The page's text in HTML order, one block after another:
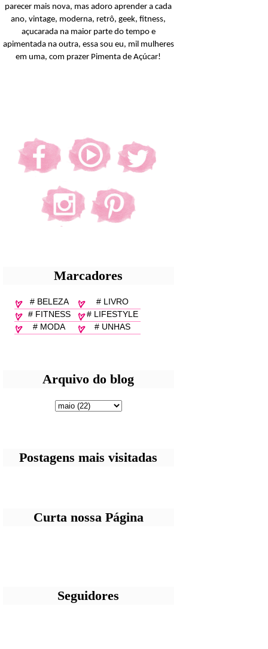
parecer mais nova, mas adoro aprender a cada
ano, vintage, moderna, retrô, geek, fitness,
açucarada na maior parte do tempo e
apimentada na outra, essa sou eu, mil mulheres
em uma, com prazer Pimenta de Açúcar!
Marcadores
# BELEZA
# LIVRO
# FITNESS
# LIFESTYLE
# MODA
# UNHAS
Arquivo do blog
Postagens mais visitadas
Curta nossa Página
Seguidores